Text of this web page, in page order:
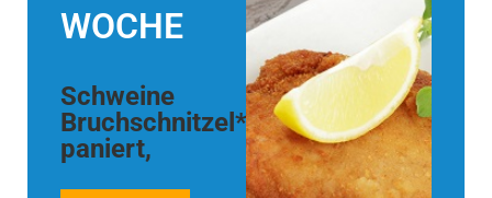
WOCHE
Schweine
Bruchschnitzel*,
paniert,